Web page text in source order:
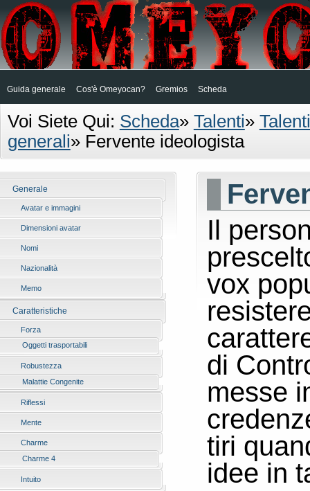
Guida generale Cos'è Omeyocan? Gremios Scheda
Voi Siete Qui: Scheda» Talenti» Talenti
generali» Fervente ideologista
Generale
Avatar e immagini
Dimensioni avatar
Nomi
Nazionalità
Memo
Caratteristiche
Forza
Oggetti trasportabili
Robustezza
Malattie Congenite
Riflessi
Mente
Charme
Charme 4
Intuito
Il
vox
di
messe
tiri
idee in